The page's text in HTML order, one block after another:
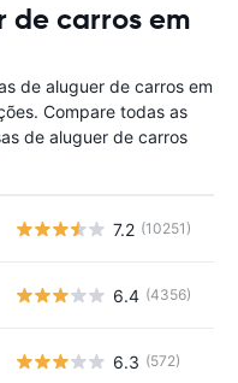
de carros em
de aluguer de carros em
Compare todas as
de aluguer de carros
7.2 (10251)
6.4 (4356)
6.3 (572)